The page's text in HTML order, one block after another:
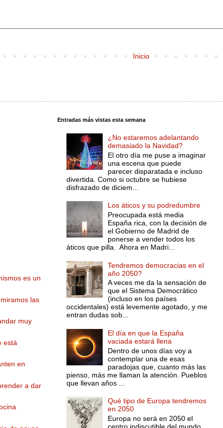
Inicio
es un
las
muy
está
en
a dar
Entradas más vistas esta semana
¿No estaremos adelantando
demasiado la Navidad?
El otro día me puse a imaginar
una escena que puede
parecer disparatada e incluso
divertida. Como si octubre se hubiese
disfrazado de diciem...
Los áticos y su podredumbre
Preocupada está media
España rica, con la decisión de
el Gobierno de Madrid de
ponerse a vender todos los
áticos que pilla. Ahora en Madri...
Tendremos democracias en el
año 2050?
A veces me da la sensación de
que el Sistema Democrático
(incluso en los países
occidentales) está levemente agotado, y me
entran dudas sob...
El día en que la España
vaciada estará llena
Dentro de unos días voy a
contemplar una de esas
paradojas que, cuanto más las
pienso, más me llaman la atención. Pueblos
que llevan años ...
Qué tipo de Europa tendremos
en 2050
Europa no será en 2050 el